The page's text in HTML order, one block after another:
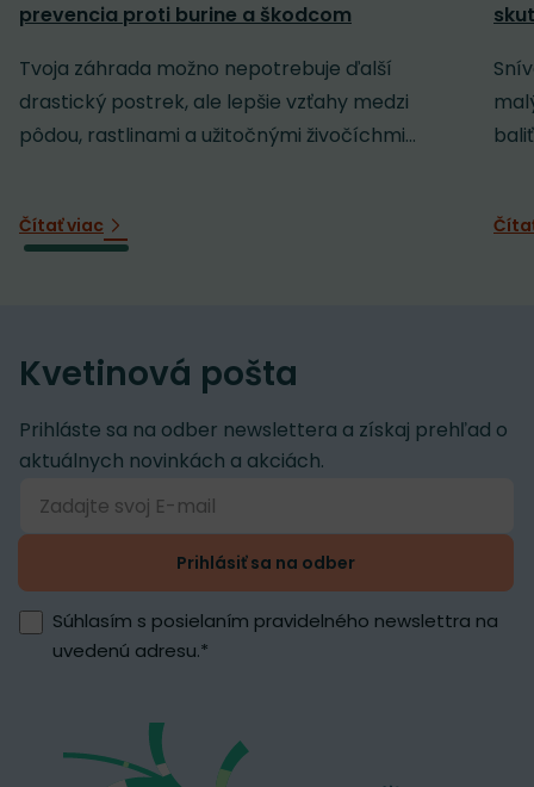
prevencia proti burine a škodcom
Tvoja záhrada možno nepotrebuje ďalší
drastický postrek, ale lepšie vzťahy medzi
pôdou, rastlinami a užitočnými živočíchmi...
Čítať viac
Kvetinová pošta
Prihláste sa na odber newslettera a získaj prehľad o
aktuálnych novinkách a akciách.
Prihlásiť sa na odber
Súhlasím s posielaním pravidelného newslettra na
uvedenú adresu.*